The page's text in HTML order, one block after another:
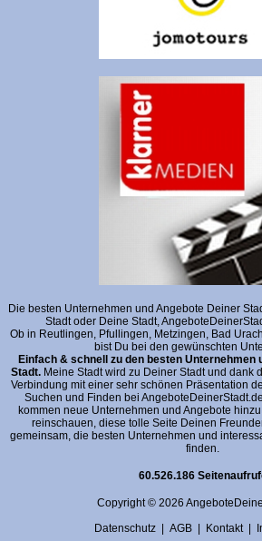
Die besten Unternehmen und Angebote Deiner
Stadt oder Deine Stadt,
Ob in Reutlingen, Pfullingen, Metzingen, Bad
bist Du bei den gewünschten
Einfach & schnell zu den besten Unternehmen
Stadt. Meine Stadt wird zu Deiner Stadt und dank
Verbindung mit einer sehr schönen Präsentation
Suchen und Finden bei
kommen neue Unternehmen und Angebote
reinschauen, diese tolle Seite Deinen
gemeinsam, die besten Unternehmen und
finden.
60.526.186
Copyright © 2026
Datenschutz |AGB | Kontakt|